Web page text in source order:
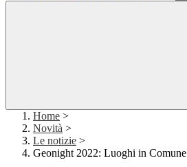
Home >
Novità >
Le notizie >
Geonight 2022: Luoghi in Comune